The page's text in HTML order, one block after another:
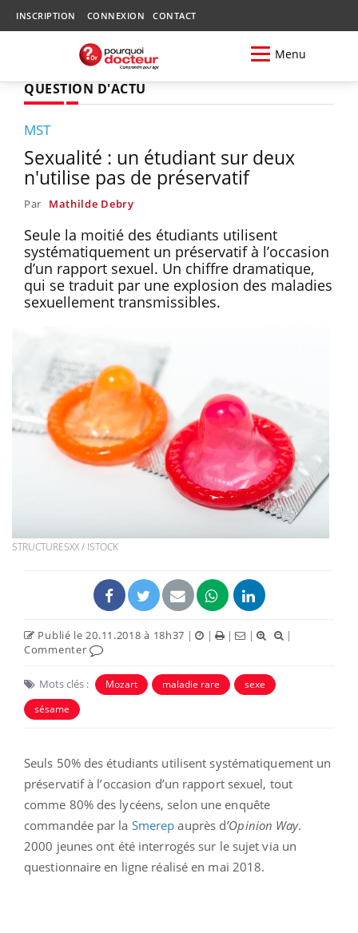
INSCRIPTION CONNEXION CONTACT
Menu
QUESTION D'ACTU
MST
Sexualité : un étudiant sur deux
n'utilise pas de préservatif
Par Mathilde Debry
Seule la moitié des étudiants utilisent
systématiquement un préservatif à l’occasion
d’un rapport sexuel. Un chiffre dramatique,
qui se traduit par une explosion des maladies
sexuellement transmissibles.
STRUCTURESXX / ISTOCK
Publié le 20.11.2018 à 18h37 | | | |
|
Commenter
Mots clés : Mozart maladie rare
sexe
sésame
Seuls 50% des étudiants utilisent systématiquement un
préservatif à l’occasion d’un rapport sexuel, tout
comme 80% des lycéens, selon une enquête
commandée par la Smerep auprès d’Opinion Way.
2000 jeunes ont été interrogés sur le sujet via un
questionnaire en ligne réalisé en mai 2018.